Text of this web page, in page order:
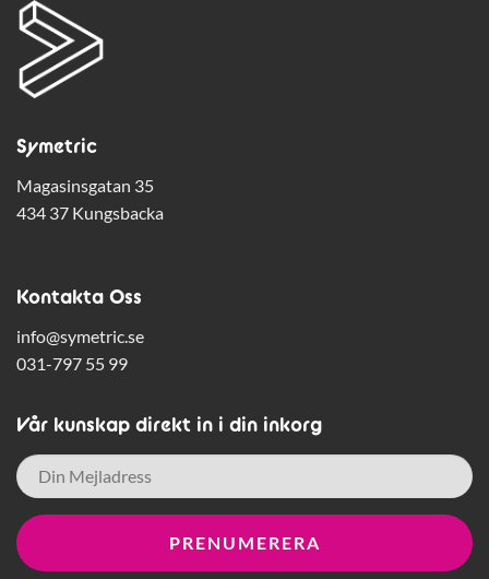
Symetric
Magasinsgatan 35
434 37 Kungsbacka
Kontakta Oss
info@symetric.se
031-797 55 99
Vår kunskap direkt in i din inkorg
E-
post *